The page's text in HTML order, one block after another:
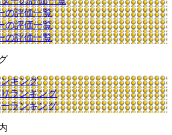
の評価一覧
の評価一覧
の評価一覧
キング
ランキング
ランキング